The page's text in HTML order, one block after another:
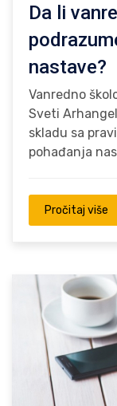
Da li
nastave?
Vanredno
Sveti
skladu sa
pohađanja
Pročitaj više